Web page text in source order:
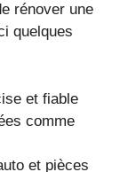
rénover une
quelques
et fiable
comme
et pièces